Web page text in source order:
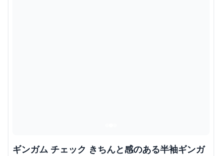
ギンガム チェック きちんと感のある半袖ギンガ